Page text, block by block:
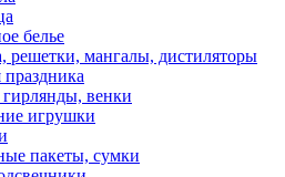
белье
решетки, мангалы, дистиляторы
венки
игрушки
пакеты, сумки